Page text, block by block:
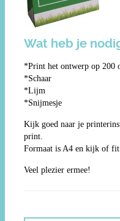
Wat heb je
*Print het ontwerp op 200
*Schaar
*Lijm
*Snijmesje
Kijk goed naar je
print.
Formaat is A4 en kijk of fit
Veel plezier ermee!